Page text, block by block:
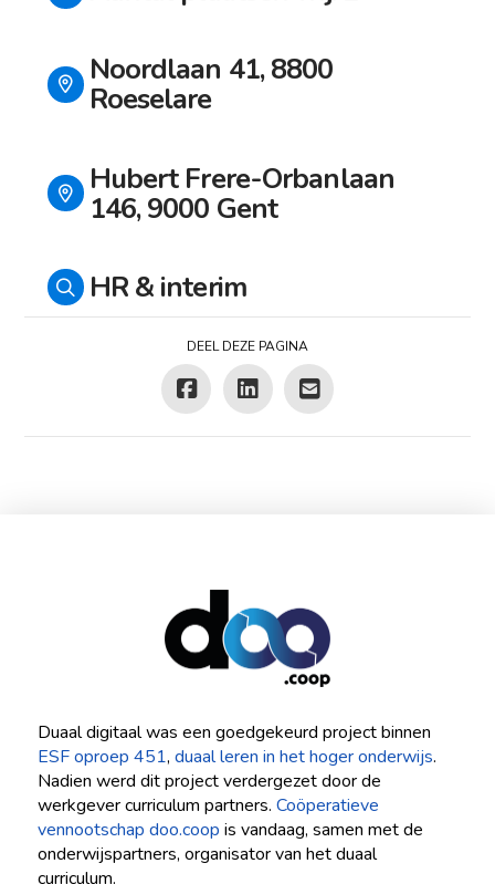
Noordlaan 41, 8800
Roeselare
Hubert Frere-Orbanlaan
146, 9000 Gent
HR & interim
DEEL DEZE PAGINA
Duaal digitaal was een goedgekeurd project binnen
ESF oproep 451, duaal leren in het hoger onderwijs.
Nadien werd dit project verdergezet door de
werkgever curriculum partners. Coöperatieve
vennootschap doo.coop is vandaag, samen met de
onderwijspartners, organisator van het duaal
curriculum.